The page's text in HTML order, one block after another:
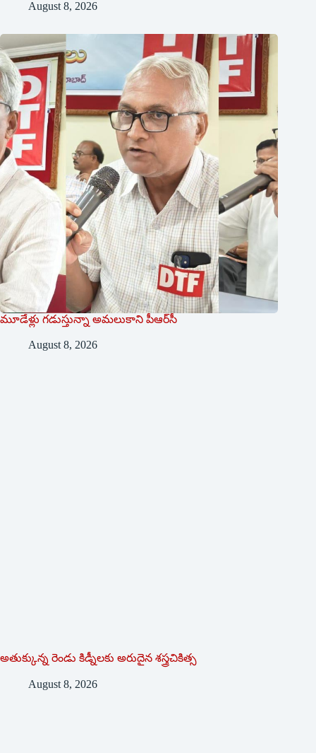
August 8, 2026
మూడేళ్లు గ‌డుస్తున్నా అమ‌లుకాని పీఆర్‌సీ
August 8, 2026
అతుక్కున్న రెండు కిడ్నీలకు అరుదైన శస్త్రచికిత్స
August 8, 2026